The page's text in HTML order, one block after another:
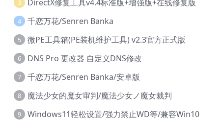
3 DirectX修复工具v4.4标准版+增强版+在线修复版
4 千恋万花/Senren Banka
5 微PE工具箱(PE装机维护工具) v2.3官方正式版
6 DNS Pro 更改器 自定义DNS修改
7 千恋万花/Senren Banka/安卓版
8 魔法少女的魔女审判/魔法少女ノ魔女裁判
9 Windows11轻松设置/强力禁止WD等/兼容Win10